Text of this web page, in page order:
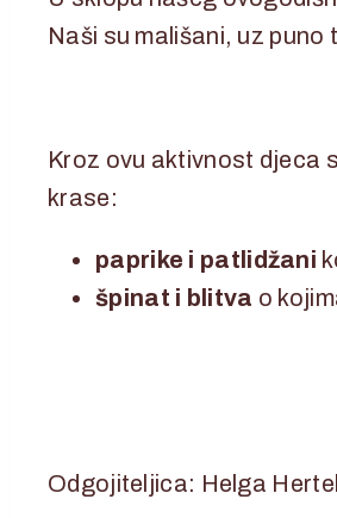
Naši su mališani, uz
Kroz ovu aktivnost djeca
krase:
paprike i patlidžani
špinat i blitva o
Odgojiteljica: Helga